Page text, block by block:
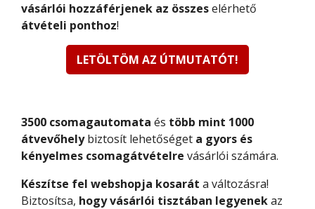
vásárlói hozzáférjenek az összeselérhető
átvételi ponthoz!
LETÖLTÖM AZ ÚTMUTATÓT!
3500 csomagautomata és több mint 1000
átvevőhelybiztosít lehetőséget a gyors és
kényelmes csomagátvételre vásárlói számára.
Készítse fel webshopja kosarát a változásra!
Biztosítsa, hogy vásárlói tisztában legyenekaz